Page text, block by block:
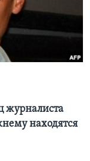
журналиста
находятся